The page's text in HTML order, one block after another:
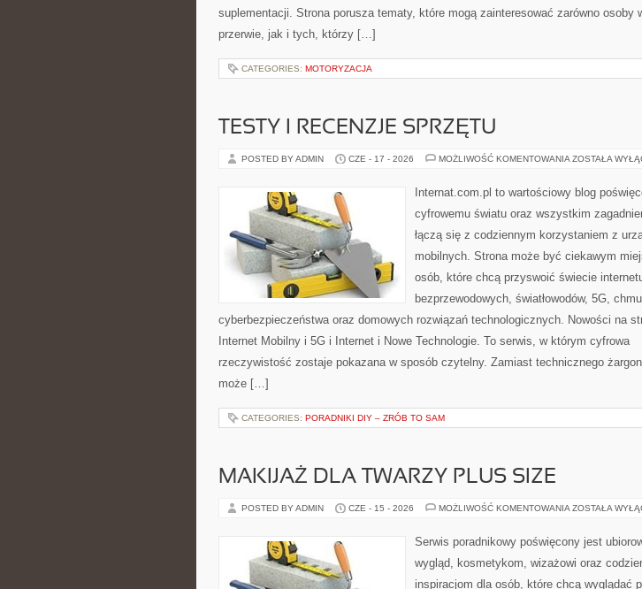
suplementacji. Strona porusza tematy, które mogą zainteresować zarówno osoby
przerwie, jak i tych, którzy […]
CATEGORIES: MOTORYZACJA
TESTY I RECENZJE SPRZĘTU
POSTED BY ADMIN CZE - 17 - 2026 MOŻLIWOŚĆ KOMENTOWANIA TESTY
SPRZĘTU
ZOSTAŁA
Internat.com.pl to wartościowy blog
cyfrowemu światu oraz wszystkim
łączą się z codziennym korzystaniem z
mobilnych. Strona może być ciekawym
osób, które chcą przyswoić świecie
bezprzewodowych, światłowodów, 5G,
cyberbezpieczeństwa oraz domowych rozwiązań technologicznych. Nowości na
Internet Mobilny i 5G i Internet i Nowe Technologie. To serwis, w którym cyfrowa
rzeczywistość zostaje pokazana w sposób czytelny. Zamiast technicznego
może […]
CATEGORIES: PORADNIKI DIY – ZRÓB TO SAM
MAKIJAŻ DLA TWARZY PLUS SIZE
POSTED BY ADMIN CZE - 15 - 2026 MOŻLIWOŚĆ KOMENTOWANIA MAKIJAŻ
PLUS
SIZE
ZOSTAŁA
Serwis poradnikowy poświęcony jest
wygląd, kosmetykom, wizażowi oraz
inspiracjom dla osób, które chcą wyglądać